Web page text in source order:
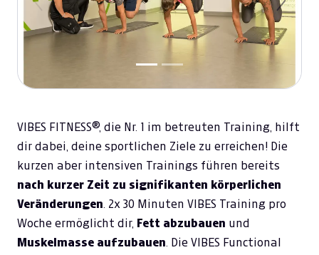
Previous Next
VIBES FITNESS®, die Nr. 1 im betreuten Training, hilft
dir dabei, deine sportlichen Ziele zu erreichen! Die
kurzen aber intensiven Trainings führen bereits
nach kurzer Zeit zu signifikanten körperlichen
Veränderungen . 2x 30 Minuten VIBES Training pro
Woche ermöglicht dir, Fett abzubauen und
Muskelmasse aufzubauen . Die VIBES Functional